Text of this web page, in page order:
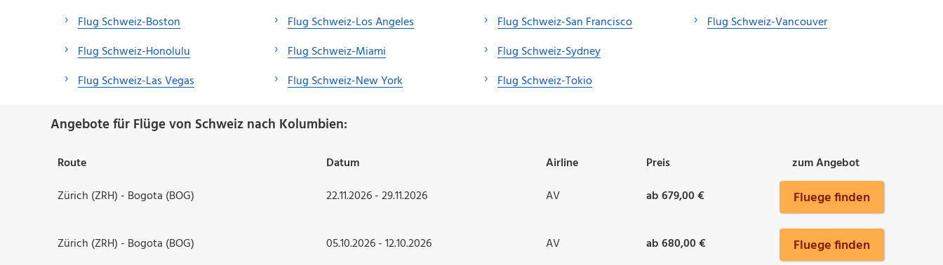
Flug Schweiz-Boston
Flug Schweiz-Honolulu
Flug Schweiz-Las Vegas
Flug Schweiz-Los Angeles
Flug Schweiz-Miami
Flug Schweiz-New York
Flug Schweiz-San Francisco
Flug Schweiz-Sydney
Flug Schweiz-Tokio
Flug Schweiz-Vancouver
Angebote für Flüge von Schweiz nach Kolumbien:
Route Datum Airline Preis
zum Angebot
Zürich (ZRH) - Bogota (BOG)
22.11.2026 - 29.11.2026 AV ab 679,00 € Fluege finden
Zürich (ZRH) - Bogota (BOG) 05.10.2026 - 12.10.2026 AV ab 680,00 € Fluege finden